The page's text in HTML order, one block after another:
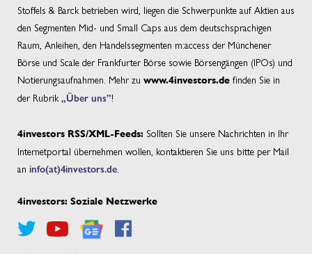
Stoffels & Barck betrieben wird, liegen die Schwerpunkte auf Aktien aus
den Segmenten Mid- und Small Caps aus dem deutschsprachigen
Raum, Anleihen, den Handelssegmenten m:access der Münchener
Börse und Scale der Frankfurter Börse sowie Börsengängen (IPOs) und
Notierungsaufnahmen. Mehr zu www.4investors.de finden Sie in
der Rubrik „Über uns”!
4investors RSS/XML-Feeds: Sollten Sie unsere Nachrichten in Ihr
Internetportal übernehmen wollen, kontaktieren Sie uns bitte per Mail
an info(at)4investors.de
4investors: Soziale Netzwerke